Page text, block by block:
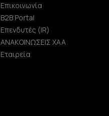
Επικοινωνία
B2B Portal
Επενδυτές (IR)
ΑΝΑΚΟΙΝΩΣΕΙΣ ΧΑΑ
Εταιρεία